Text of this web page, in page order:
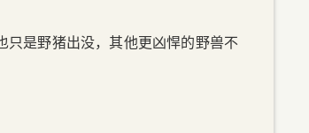
只是野猪出没，其他更凶悍的野兽不